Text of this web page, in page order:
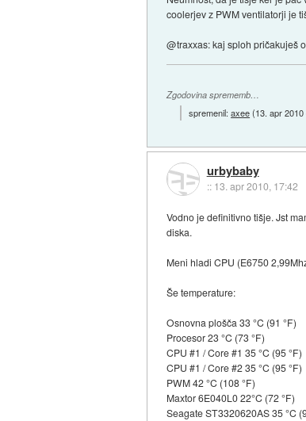
coolerjev z PWM ventilatorji je
@traxxas: kaj sploh pričakuješ
Zgodovina sprememb…
spremenil:axee(13. apr
urbybaby
:: 13. apr 2010, 17:42
Vodno je definitivno tišje. Jst
diska.
Meni hladi CPU (E6750
Še temperature:
Osnovna plošča 33 °C (91 °F)
Procesor 23 °C (73 °F)
CPU #1 / Core #1 35 °C (95 °F)
CPU #1 / Core #2 35 °C (95 °F)
PWM 42 °C (108 °F)
Maxtor 6E040L0 22°C (72 °F)
Seagate ST3320620AS 35 °C